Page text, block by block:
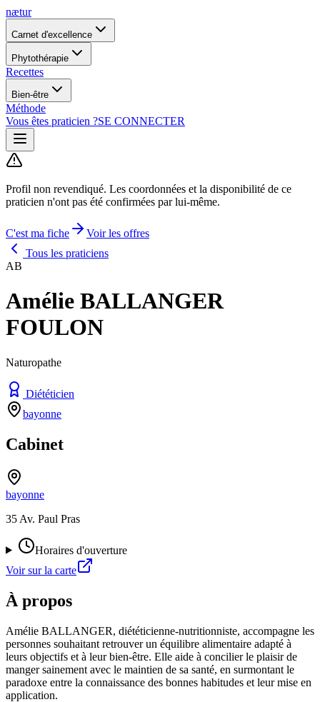
nætur
Carnet d'excellence
Phytothérapie
Recettes
Bien-être
Méthode
Vous êtes praticien ?SE CONNECTER
Profil non revendiqué. Les coordonnées et la disponibilité de ce
praticien n'ont pas été confirmées par lui-même.
C'est ma fiche
Voir les offres
Tous les praticiens
AB
Amélie BALLANGER
FOULON
Naturopathe
Diététicien
bayonne
Cabinet
bayonne
35 Av. Paul Pras
Horaires d'ouverture
Voir sur la carte
À propos
Amélie BALLANGER, diététicienne-nutritionniste, accompagne les
personnes souhaitant retrouver un équilibre alimentaire adapté à
leurs objectifs et à leur bien-être. Elle aide à concilier le plaisir de
manger sainement avec le maintien de sa santé, en surmontant le
paradoxe entre la connaissance des bonnes habitudes et leur mise en
application.